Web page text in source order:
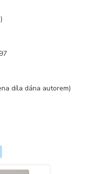
díla dána autorem)